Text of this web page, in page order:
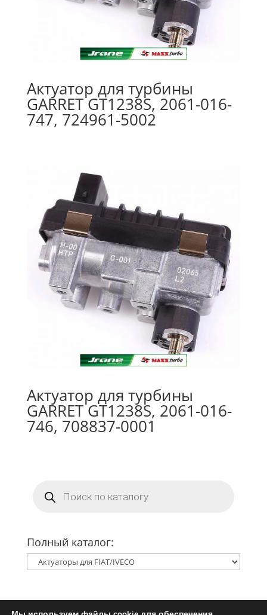
Актуатор для турбины
GARRET GT1238S, 2061-016-
747, 724961-5002
Актуатор для турбины
GARRET GT1238S, 2061-016-
746, 708837-0001
товаров
Полный каталог: